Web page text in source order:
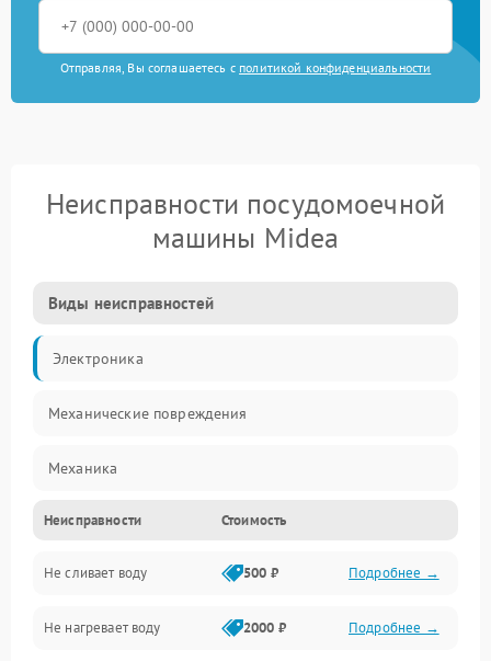
Отправляя, Вы соглашаетесь с политикой конфиденциальности
Неисправности посудомоечной
машины Midea
Виды неисправностей
Электроника
Механические повреждения
Механика
Управление
Электропитание
Датчики
Неисправности Стоимость
Не сливает воду 500 ₽ Подробнее →
Не нагревает воду 2000 ₽ Подробнее →